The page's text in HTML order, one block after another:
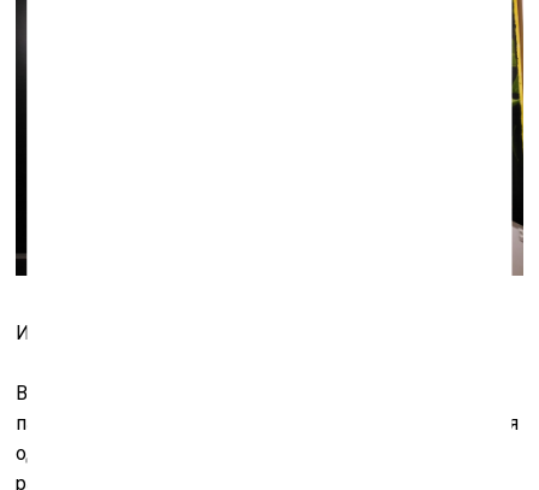
Из серии «Цветы». 2018. Фото: Павел Герасименко
Во время работы он держит рядом с холстом и
палитрой напечатанное в большом размере фото – для
одних живописных серий отбор проходят кадры из
разряда мгновенных впечатлений, для других могут